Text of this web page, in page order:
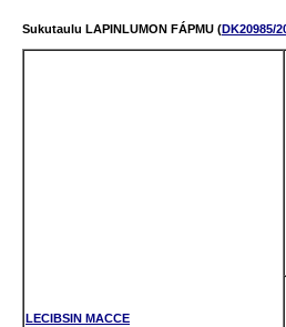
Sukutaulu LAPINLUMON FÁPMU (DK20985/
LECIBSIN MACCE